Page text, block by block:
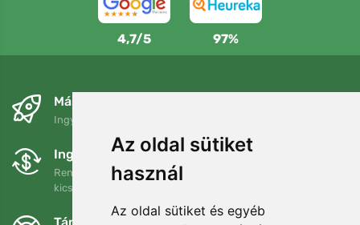
Az oldal sütiket
használ
Az oldal sütiket és egyéb
4,7/5 97%
Másnapra és ingyenesen
Ingyenes szállítás a következő összeg felett: 80 EUR
Ingyenes csere és visszaküldés
Rendelését 90 napon belül bármikor visszaküldheti vagy
kicserélheti.